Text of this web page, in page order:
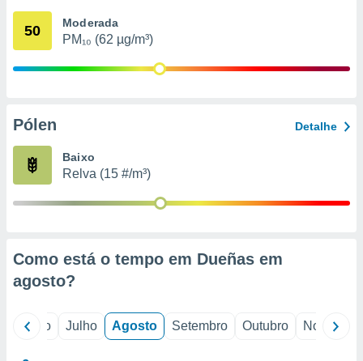
através
estudos
1199
50 Moderada
PM₁₀ (62 µg/m³)
Pólen Detalhe
Baixo
Relva (15 #/m³)
Como está o tempo em Dueñas em
agosto?
Junho Julho Agosto Setembro Outubro Novembro